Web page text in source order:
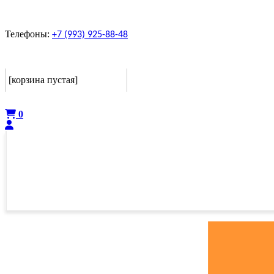
Телефоны: +7 (993) 925-88-48
[корзина пустая]
0